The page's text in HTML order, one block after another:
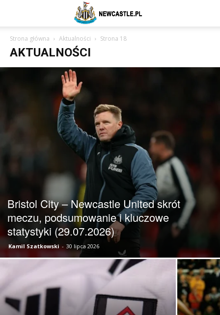
United
(transfery,
mecze,
Strona główna Aktualności Strona 18
AKTUALNOŚCI
Bristol City – Newcastle United skrót
meczu, podsumowanie i kluczowe
statystyki (29.07.2026)
Kamil Szatkowski - 30 lipca 2026